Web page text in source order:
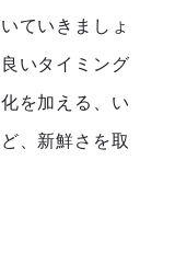
ていきましょ
いタイミング
を加える、い
、新鮮さを取